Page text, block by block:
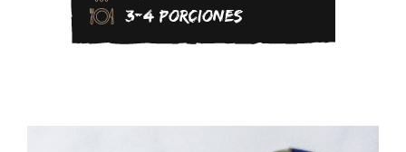
3-4 PORCIONES